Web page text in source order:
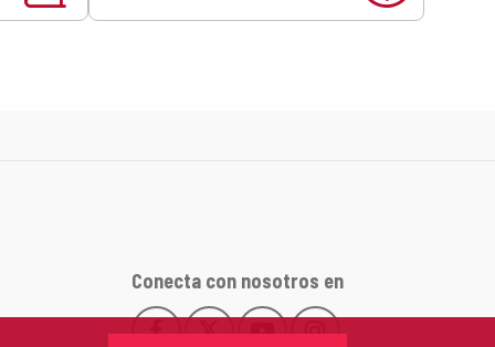
Conecta con nosotros en
Este Este Este Este